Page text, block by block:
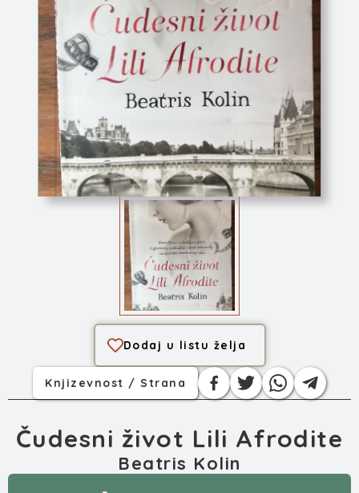
Čudesni život Lili...
Dodaj u listu želja
Knjizevnost / Strana
Čudesni život Lili Afrodite
Beatris Kolin